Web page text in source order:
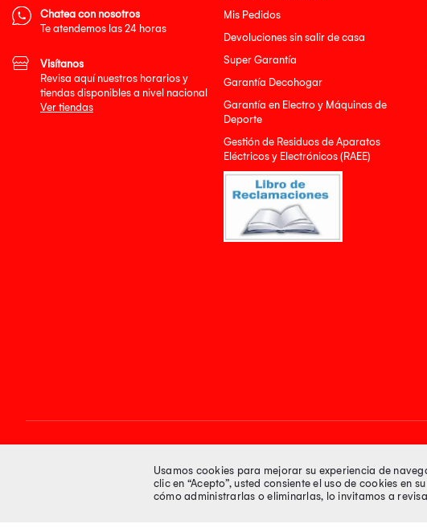
Mis Pedidos
Devoluciones sin salir de casa
Super Garantía
Garantía Decohogar
Garantía en Electro y Máquinas de
Deporte
Gestión de Residuos de Aparatos
Eléctricos y Electrónicos (RAEE)
Chatea con nosotros
Te atendemos las 24 horas
Visítanos
Revisa aquí nuestros horarios y
tiendas disponibles a nivel nacional
Ver tiendas
Síguenos en Medios de
Usamos cookies para mejorar su experiencia de
clic en “Acepto”, usted consiente el uso de cookies en
cómo administrarlas o eliminarlas, lo invitamos a